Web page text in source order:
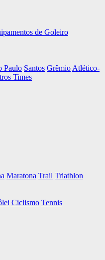
de Goleiro
Paulo Santos Grêmio Atlético-
Times
Maratona Trail Triathlon
Ciclismo Tennis